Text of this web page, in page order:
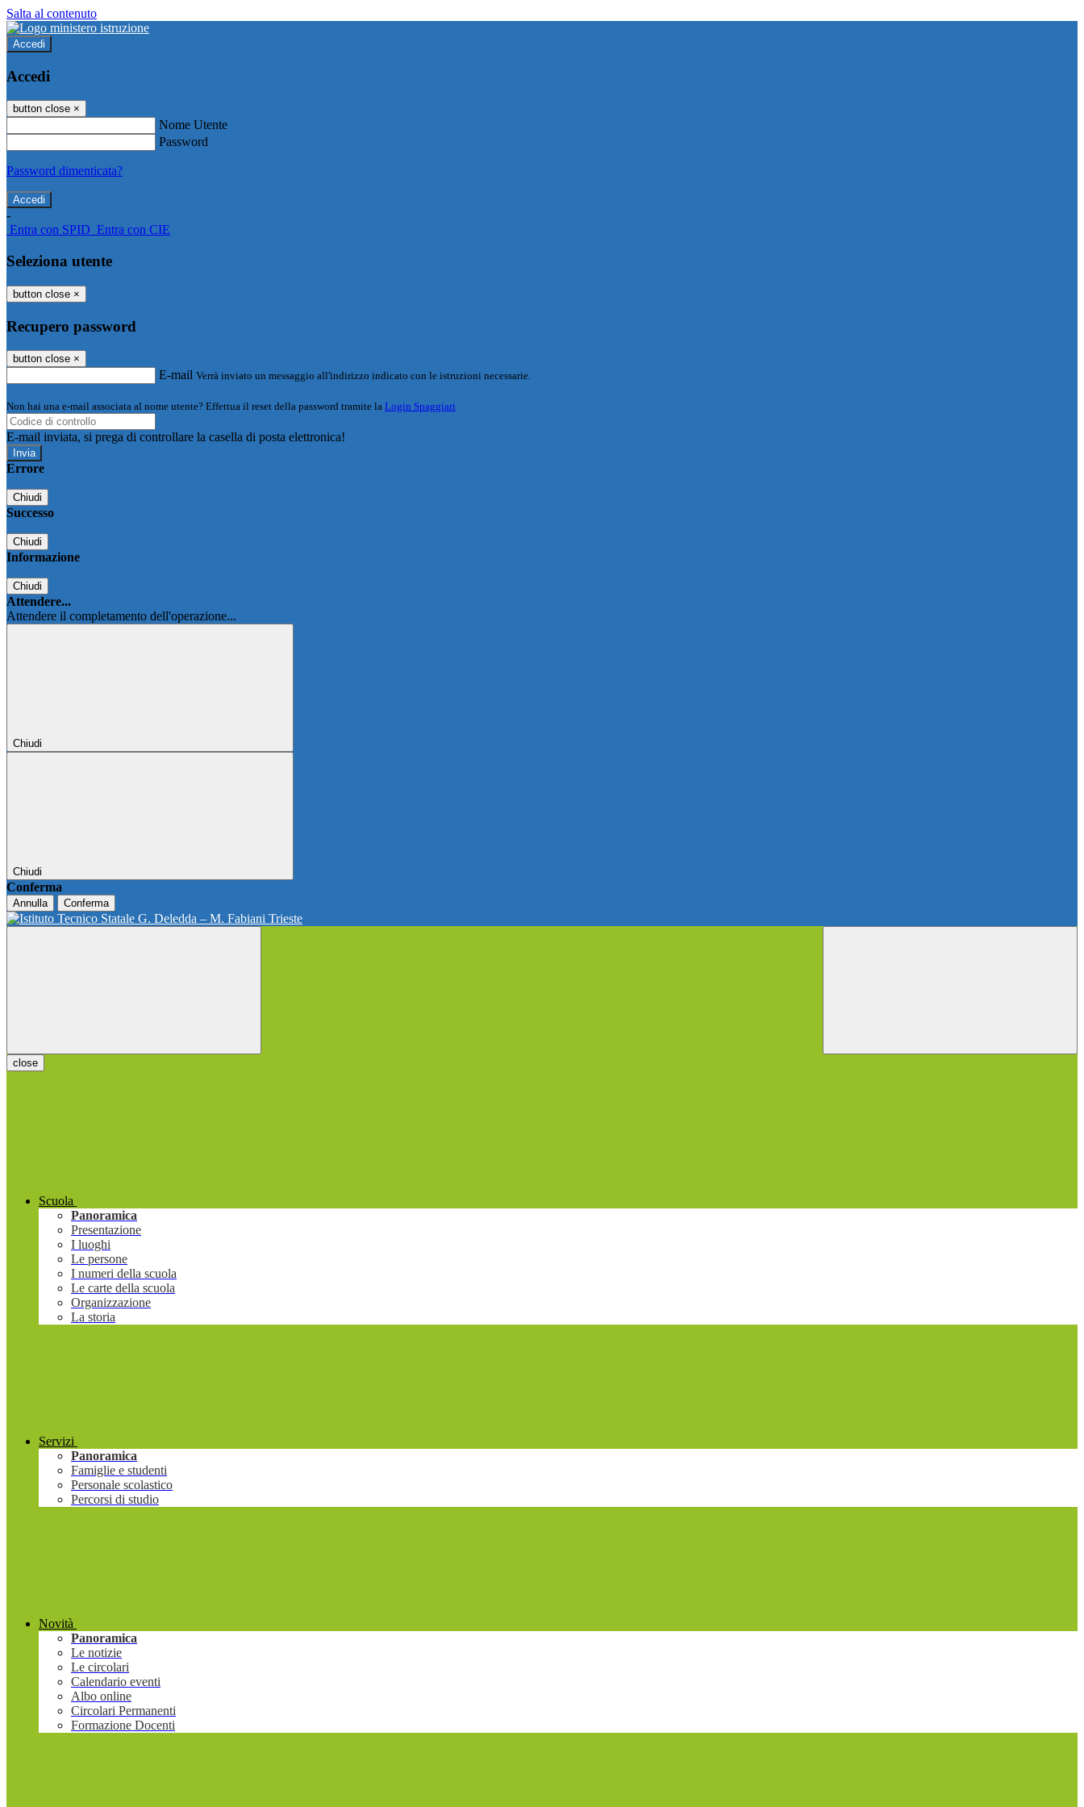
Salta al contenuto
Accedi
Accedi
button close ×
Nome Utente
Password
Password dimenticata?
-
Entra con SPID Entra con CIE
Seleziona utente
button close ×
Recupero password
button close ×
E-mail Verrà inviato un messaggio all'indirizzo indicato con le istruzioni necessarie.
Non hai una e-mail associata al nome utente? Effettua il reset della password tramite la Login Spaggiari
E-mail inviata, si prega di controllare la casella di posta elettronica!
Errore
Chiudi
Successo
Chiudi
Informazione
Chiudi
Attendere...
Attendere il completamento dell'operazione...
Chiudi
Chiudi
Conferma
Annulla Conferma
close
Scuola
Panoramica
Presentazione
I luoghi
Le persone
I numeri della scuola
Le carte della scuola
Organizzazione
La storia
Servizi
Panoramica
Famiglie e studenti
Personale scolastico
Percorsi di studio
Novità
Panoramica
Le notizie
Le circolari
Calendario eventi
Albo online
Circolari Permanenti
Formazione Docenti